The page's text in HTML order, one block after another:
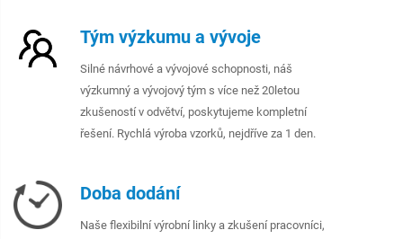
Tým výzkumu a vývoje
Silné návrhové a vývojové schopnosti, náš
výzkumný a vývojový tým s více než 20letou
zkušeností v odvětví, poskytujeme kompletní
řešení. Rychlá výroba vzorků, nejdříve za 1 den.
Doba dodání
Naše flexibilní výrobní linky a zkušení pracovníci,